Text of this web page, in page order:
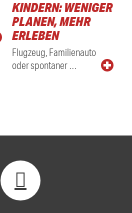
KINDERN: WENIGER
PLANEN, MEHR
ERLEBEN
Flugzeug, Familienauto
oder spontaner …